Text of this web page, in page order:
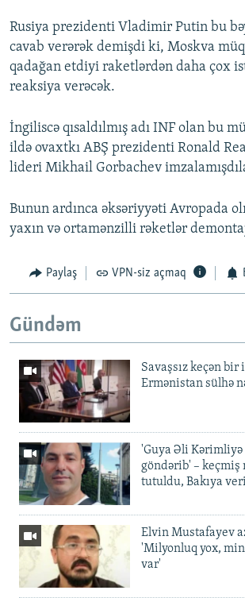
Rusiya prezidenti Vladimir Putin bu
cavab verərək demişdi ki, Moskva
qadağan etdiyi raketlərdən daha çox
reaksiya verəcək.
İngiliscə qısaldılmış adı INF olan bu
ildə ovaxtkı ABŞ prezidenti Ronald
lideri Mikhail Gorbachev
Bunun ardınca əksəriyyəti Avropada
yaxın və ortamənzilli rəketlər
Paylaş VPN-siz açmaq
Gündəm
Savaşsız keçən bir
Ermənistan sülhə
'Guya Əli
göndərib' – keçmiş
tutuldu, Bakıya
Elvin Mustafayev
'Milyonluq yox,
var'